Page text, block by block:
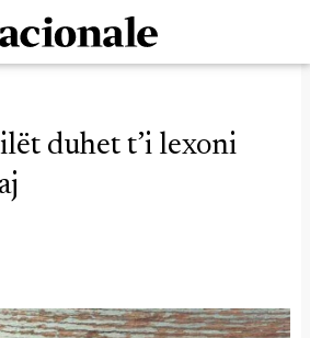
duhet t’i lexoni